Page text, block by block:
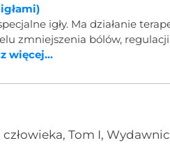
igły. Ma działanie
zmniejszenia bólów,
więcej...
Tom I,